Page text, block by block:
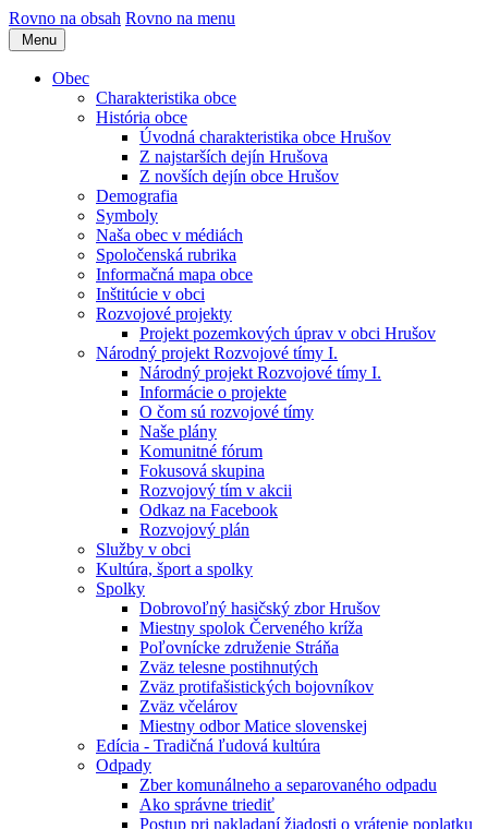
Rovno na obsah Rovno na menu
Menu
Obec
Charakteristika obce
História obce
Úvodná charakteristika obce Hrušov
Z najstarších dejín Hrušova
Z novších dejín obce Hrušov
Demografia
Symboly
Naša obec v médiách
Spoločenská rubrika
Informačná mapa obce
Inštitúcie v obci
Rozvojové projekty
Projekt pozemkových úprav v obci Hrušov
Národný projekt Rozvojové tímy I.
Národný projekt Rozvojové tímy I.
Informácie o projekte
O čom sú rozvojové tímy
Naše plány
Komunitné fórum
Fokusová skupina
Rozvojový tím v akcii
Odkaz na Facebook
Rozvojový plán
Služby v obci
Kultúra, šport a spolky
Spolky
Dobrovoľný hasičský zbor Hrušov
Miestny spolok Červeného kríža
Poľovnícke združenie Stráňa
Zväz telesne postihnutých
Zväz protifašistických bojovníkov
Zväz včelárov
Miestny odbor Matice slovenskej
Edícia - Tradičná ľudová kultúra
Odpady
Zber komunálneho a separovaného odpadu
Ako správne triediť
Postup pri nakladaní žiadosti o vrátenie poplatku